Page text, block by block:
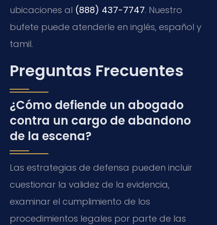
ubicaciones al (888) 437-7747. Nuestro
bufete puede atenderle en inglés, español y
tamil.
Preguntas Frecuentes
¿Cómo defiende un abogado
contra un cargo de abandono
de la escena?
Las estrategias de defensa pueden incluir
cuestionar la validez de la evidencia,
examinar el cumplimiento de los
procedimientos legales por parte de las